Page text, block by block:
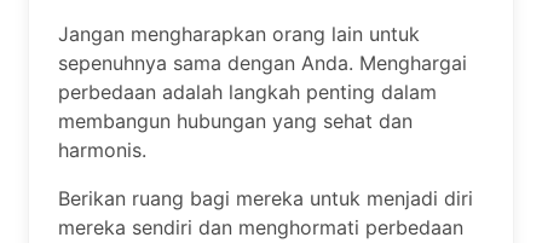
Jangan mengharapkan orang lain untuk
sepenuhnya sama dengan Anda. Menghargai
perbedaan adalah langkah penting dalam
membangun hubungan yang sehat dan
harmonis.
Berikan ruang bagi mereka untuk menjadi diri
mereka sendiri dan menghormati perbedaan